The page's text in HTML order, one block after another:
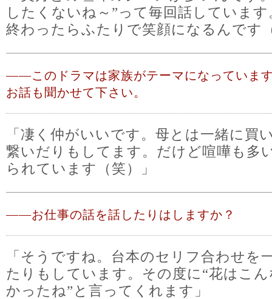
したくないね～”って毎回話していま
終わったらふたりで笑顔になるんです
――このドラマは家族がテーマになっていま
お話も聞かせて下さい。
「凄く仲がいいです。母とは一緒に買
繋いだりもしてます。だけど喧嘩も多
られています（笑）」
――お仕事の話を話したりはしますか？
「そうですね。台本のセリフ合わせを
たりもしています。その度に“花はこ
かったね”と言ってくれます」